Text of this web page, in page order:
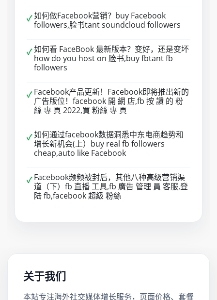
✓如何做Facebook营销？buy Facebook
followers,脸书tant soundcloud followers
✓如何看 FaceBook 最新版本？变好，还是变坏
how do you host on 脸书,buy fbtant fb
followers
✓ Facebook产品更新！Facebook即将推出新的
广告版位！facebook 開 網 店,fb 按 讚 的 粉
絲 專 頁 2022,買 粉絲 專 頁
✓如何通过facebook数据洞悉中东电商趋势和
增长新机会(上）buy real fb followers
cheap,auto like Facebook
✓ Facebook频频被封后，其他八种高级营销渠
道（下）fb 直播 工具,fb 廣告 管理 員 客服,登
陆 fb,facebook 超級 粉絲
关于我们
本站专注海外社交媒体增长服务，页面价格、套餐